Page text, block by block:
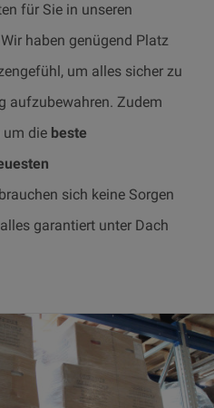
für Sie in unseren
haben genügend Platz
um alles sicher zu
aufzubewahren. Zudem
um die beste
sich keine Sorgen
garantiert unter Dach